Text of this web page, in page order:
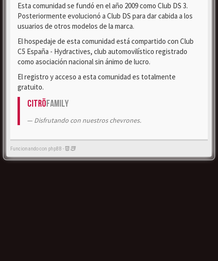
Esta comunidad se fundó en el año 2009 como Club DS 3.
Posteriormente evolucionó a Club DS para dar cabida a los
usuarios de otros modelos de la marca.
El hospedaje de esta comunidad está compartido con Club
C5 España - Hydractives, club automovilístico registrado
como asociación nacional sin ánimo de lucro.
El registro y acceso a esta comunidad es totalmente
gratuito.
CitröFamily
Disfrutando con nuestros chevrones.
Funcionando con phpBB -